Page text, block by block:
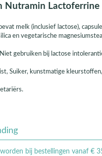
Nutramin Lactoferrine
melk (inclusief lactose),
en vegetarische
gebruiken bij lactose
Suiker, kunstmatige
bij bestellingen vanaf €